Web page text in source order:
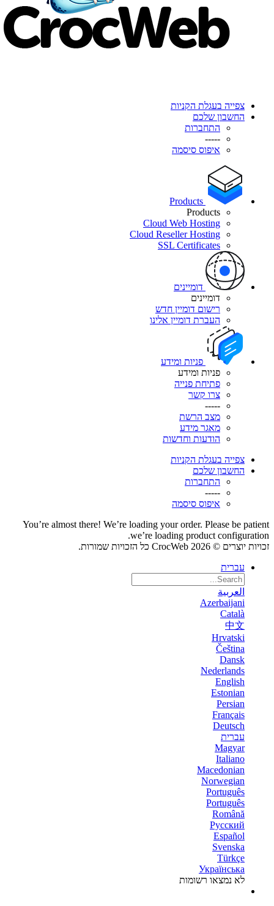
צפייה בעגלת הקניות
החשבון שלכם
התחברות
-----
איפוס סיסמה
Products
Products
Cloud Web Hosting
Cloud Reseller Hosting
SSL Certificates
דומיינים
דומיינים
רישום דומיין חדש
העברת דומיין אלינו
פניות ומידע
פניות ומידע
פתיחת פנייה
צרו קשר
-----
מצב הרשת
מאגר מידע
הודעות וחדשות
צפייה בעגלת הקניות
החשבון שלכם
התחברות
-----
איפוס סיסמה
You’re almost there! We’re loading your order. Please be patient
we’re loading product configuration.
זכויות יוצרים © 2026 CrocWeb כל הזכויות שמורות.
עברית
العربية
Azerbaijani
Català
中文
Hrvatski
Čeština
Dansk
Nederlands
English
Estonian
Persian
Français
Deutsch
עברית
Magyar
Italiano
Macedonian
Norwegian
Português
Português
Română
Русский
Español
Svenska
Türkçe
Українська
לא נמצאו רשומות